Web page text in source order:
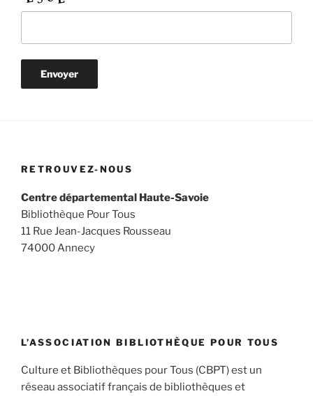
RETROUVEZ-NOUS
Centre départemental Haute-Savoie
Bibliothèque Pour Tous
11 Rue Jean-Jacques Rousseau
74000 Annecy
L’ASSOCIATION BIBLIOTHÈQUE POUR TOUS
Culture et Bibliothèques pour Tous (CBPT) est un
réseau associatif français de bibliothèques et